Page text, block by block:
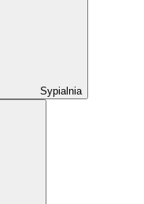
Sypialnia